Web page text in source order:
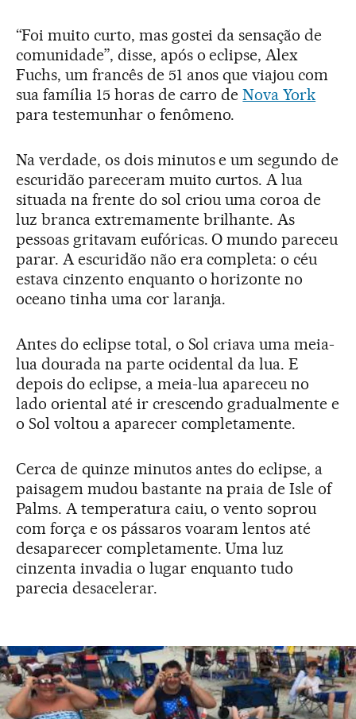
“Foi muito curto, mas gostei da sensação de
comunidade”, disse, após o eclipse, Alex
Fuchs, um francês de 51 anos que viajou com
sua família 15 horas de carro deNova York
para testemunhar o fenômeno.
Na verdade, os dois minutos e um segundo de
escuridão pareceram muito curtos. A lua
situada na frente do sol criou uma coroa de
luz branca extremamente brilhante. As
pessoas gritavam eufóricas. O mundo pareceu
parar. A escuridão não era completa: o céu
estava cinzento enquanto o horizonte no
oceano tinha uma cor laranja.
Antes do eclipse total, o Sol criava uma meia-
lua dourada na parte ocidental da lua. E
depois do eclipse, a meia-lua apareceu no
lado oriental até ir crescendo gradualmente e
o Sol voltou a aparecer completamente.
Cerca de quinze minutos antes do eclipse, a
paisagem mudou bastante na praia de Isle of
Palms. A temperatura caiu, o vento soprou
com força e os pássaros voaram lentos até
desaparecer completamente. Uma luz
cinzenta invadia o lugar enquanto tudo
parecia desacelerar.